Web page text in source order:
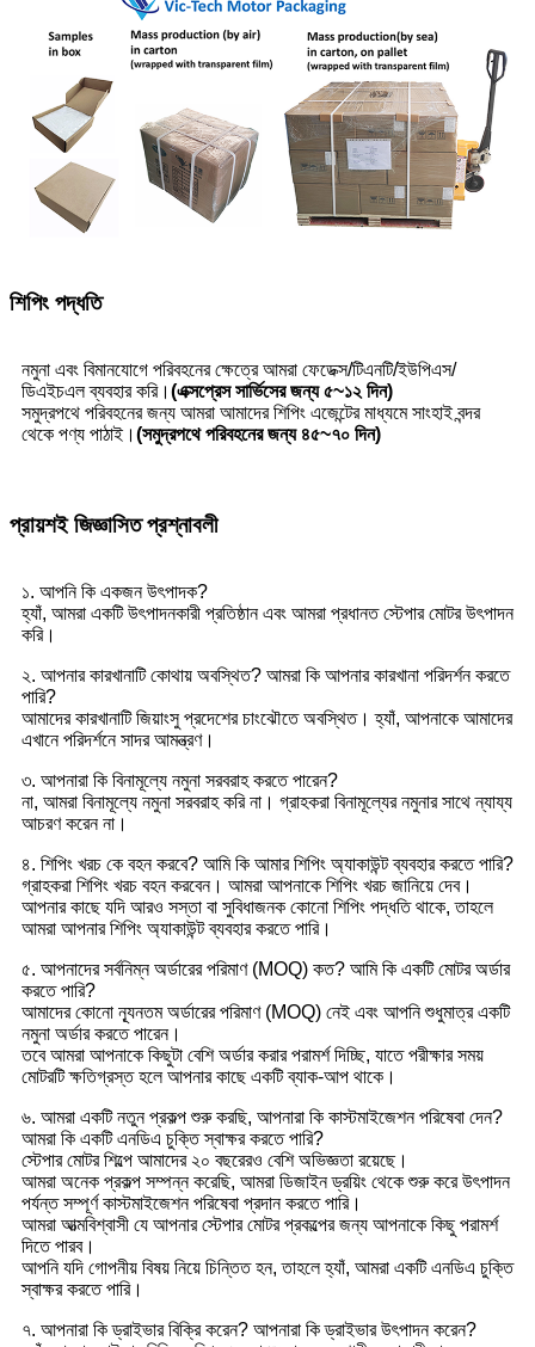
শিপিং পদ্ধতি
নমুনা এবং বিমানযোগে পরিবহনের ক্ষেত্রে আমরা ফেডেক্স/টিএনটি/ইউপিএস/
ডিএইচএল ব্যবহার করি। (এক্সপ্রেস সার্ভিসের জন্য ৫~১২ দিন)
সমুদ্রপথে পরিবহনের জন্য আমরা আমাদের শিপিং এজেন্টের মাধ্যমে সাংহাই বন্দর
থেকে পণ্য পাঠাই। (সমুদ্রপথে পরিবহনের জন্য ৪৫~৭০ দিন)
প্রায়শই জিজ্ঞাসিত প্রশ্নাবলী
১. আপনি কি একজন উৎপাদক?
হ্যাঁ, আমরা একটি উৎপাদনকারী প্রতিষ্ঠান এবং আমরা প্রধানত স্টেপার মোটর উৎপাদন
করি।
২. আপনার কারখানাটি কোথায় অবস্থিত? আমরা কি আপনার কারখানা পরিদর্শন করতে
পারি?
আমাদের কারখানাটি জিয়াংসু প্রদেশের চাংঝৌতে অবস্থিত। হ্যাঁ, আপনাকে আমাদের
এখানে পরিদর্শনে সাদর আমন্ত্রণ।
৩. আপনারা কি বিনামূল্যে নমুনা সরবরাহ করতে পারেন?
না, আমরা বিনামূল্যে নমুনা সরবরাহ করি না। গ্রাহকরা বিনামূল্যের নমুনার সাথে ন্যায্য
আচরণ করেন না।
৪. শিপিং খরচ কে বহন করবে? আমি কি আমার শিপিং অ্যাকাউন্ট ব্যবহার করতে পারি?
গ্রাহকরা শিপিং খরচ বহন করবেন। আমরা আপনাকে শিপিং খরচ জানিয়ে দেব।
আপনার কাছে যদি আরও সস্তা বা সুবিধাজনক কোনো শিপিং পদ্ধতি থাকে, তাহলে
আমরা আপনার শিপিং অ্যাকাউন্ট ব্যবহার করতে পারি।
৫. আপনাদের সর্বনিম্ন অর্ডারের পরিমাণ (MOQ) কত? আমি কি একটি মোটর অর্ডার
করতে পারি?
আমাদের কোনো ন্যূনতম অর্ডারের পরিমাণ (MOQ) নেই এবং আপনি শুধুমাত্র একটি
নমুনা অর্ডার করতে পারেন।
তবে আমরা আপনাকে কিছুটা বেশি অর্ডার করার পরামর্শ দিচ্ছি, যাতে পরীক্ষার সময়
মোটরটি ক্ষতিগ্রস্ত হলে আপনার কাছে একটি ব্যাক-আপ থাকে।
৬. আমরা একটি নতুন প্রকল্প শুরু করছি, আপনারা কি কাস্টমাইজেশন পরিষেবা দেন?
আমরা কি একটি এনডিএ চুক্তি স্বাক্ষর করতে পারি?
স্টেপার মোটর শিল্পে আমাদের ২০ বছরেরও বেশি অভিজ্ঞতা রয়েছে।
আমরা অনেক প্রকল্প সম্পন্ন করেছি, আমরা ডিজাইন ড্রয়িং থেকে শুরু করে উৎপাদন
পর্যন্ত সম্পূর্ণ কাস্টমাইজেশন পরিষেবা প্রদান করতে পারি।
আমরা আত্মবিশ্বাসী যে আপনার স্টেপার মোটর প্রকল্পের জন্য আপনাকে কিছু পরামর্শ
দিতে পারব।
আপনি যদি গোপনীয় বিষয় নিয়ে চিন্তিত হন, তাহলে হ্যাঁ, আমরা একটি এনডিএ চুক্তি
স্বাক্ষর করতে পারি।
৭. আপনারা কি ড্রাইভার বিক্রি করেন? আপনারা কি ড্রাইভার উৎপাদন করেন?